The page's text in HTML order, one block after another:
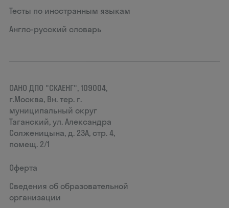
Тесты по иностранным языкам
Англо-русский словарь
ОАНО ДПО "СКАЕНГ", 109004,
г.Москва, Вн. тер. г.
муниципальный округ
Таганский, ул. Александра
Солженицына, д. 23А, стр. 4,
помещ. 2/1
Оферта
Сведения об образовательной
организации